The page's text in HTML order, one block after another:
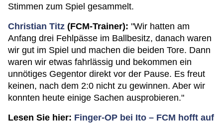
Stimmen zum Spiel gesammelt.
Christian Titz (FCM-Trainer): "Wir hatten am
Anfang drei Fehlpässe im Ballbesitz, danach waren
wir gut im Spiel und machen die beiden Tore. Dann
waren wir etwas fahrlässig und bekommen ein
unnötiges Gegentor direkt vor der Pause. Es freut
keinen, nach dem 2:0 nicht zu gewinnen. Aber wir
konnten heute einige Sachen ausprobieren."
Lesen Sie hier: Finger-OP bei Ito – FCM hofft auf